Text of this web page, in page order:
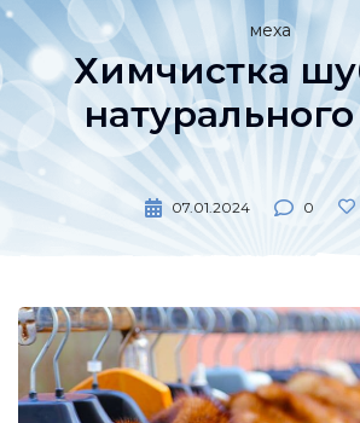
меха
Химчистка
07.01.2024 0